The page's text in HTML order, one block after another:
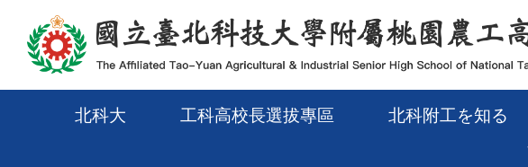
移至網頁之主要內容區位置
北科大 工科高校長選拔專區 北科附工を知る